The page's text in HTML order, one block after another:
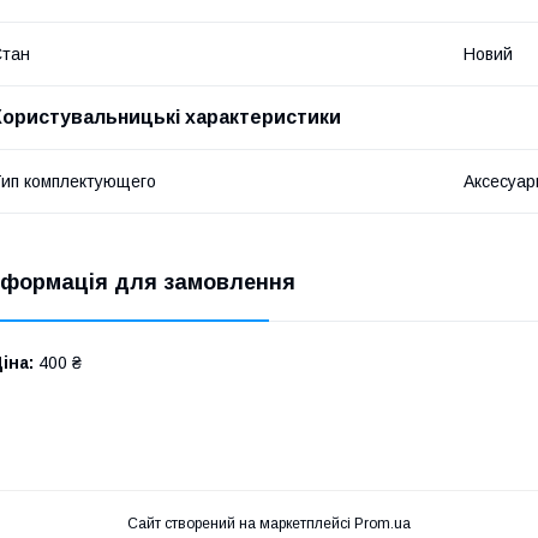
Новий
характеристики
комплектующего
для замовлення
400 ₴
Сайт створений на маркетплейсі Prom.ua